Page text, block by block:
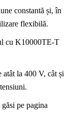
constantă și, în
flexibilă.
cu K10000TE-T
la 400 V, cât și
pe pagina